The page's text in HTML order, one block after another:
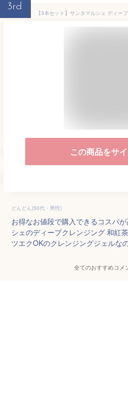
3rd
この商品をサ
どんどん(50代・男性)
お得なお値段で購入できるコスパ
シェのディープクレンジング 和紅
ツエクOKのクレンジングジェルな
全てのおすすめコメ